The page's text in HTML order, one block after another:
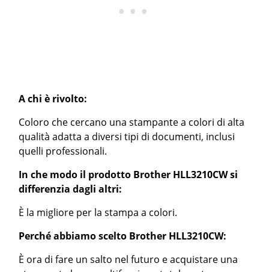
A chi è rivolto:
Coloro che cercano una stampante a colori di alta
qualità adatta a diversi tipi di documenti, inclusi
quelli professionali.
In che modo il prodotto Brother HLL3210CW si
differenzia dagli altri:
È la migliore per la stampa a colori.
Perché abbiamo scelto Brother HLL3210CW:
È ora di fare un salto nel futuro e acquistare una